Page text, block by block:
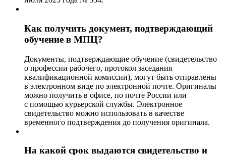
Как получить документ, подтверждающий
обучение в МПЦ?
Документы, подтверждающие обучение (свидетельство
о профессии рабочего, протокол заседания
квалификационной комиссии), могут быть отправлены
в электронном виде по электронной почте. Оригиналы
можно получить в офисе, по почте России или
с помощью курьерской службы. Электронное
свидетельство можно использовать в качестве
временного подтверждения до получения оригинала.
На какой срок выдаются свидетельство и